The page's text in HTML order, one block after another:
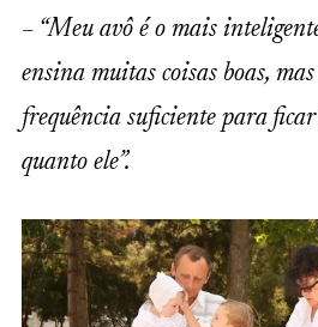
– “Meu avô é o mais
ensina muitas coisas boas,
frequência suficiente para
quanto ele”.